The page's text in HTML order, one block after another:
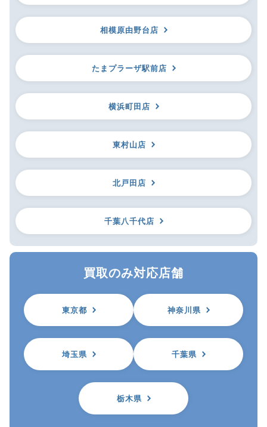
相模原由野台店
たまプラーザ駅前店
横浜町田店
東村山店
北戸田店
千葉八千代店
買取のみ対応店舗
東京都 神奈川県
埼玉県 千葉県
栃木県